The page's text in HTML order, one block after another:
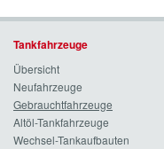
Tankfahrzeuge
Übersicht
Neufahrzeuge
Gebrauchtfahrzeuge
Altöl-Tankfahrzeuge
Wechsel-Tankaufbauten